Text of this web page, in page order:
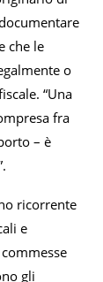
che le
o
“Una
fra
– è
ricorrente
e
gli